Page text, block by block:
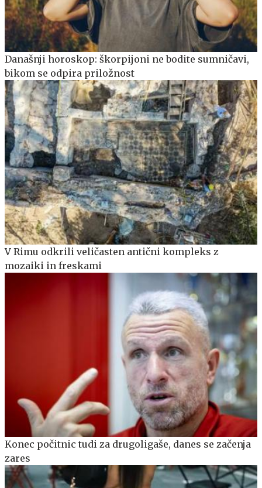
Današnji horoskop: škorpijoni ne bodite sumničavi,
bikom se odpira priložnost
V Rimu odkrili veličasten antični kompleks z
mozaiki in freskami
Konec počitnic tudi za drugoligaše, danes se začenja
zares